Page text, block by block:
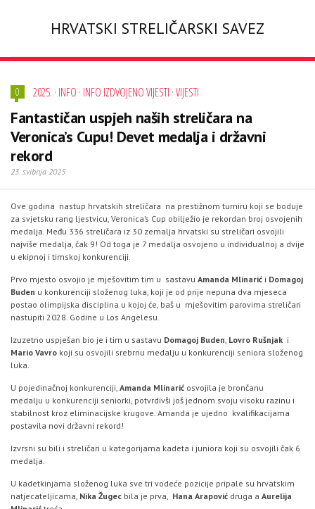
HRVATSKI STRELIČARSKI SAVEZ
0 2025. · INFO · INFO IZDVOJENO VIJESTI ·VIJESTI
Fantastičan uspjeh naših streličara na
Veronica’s Cupu! Devet medalja i državni
rekord
23. svibnja 2025
Ove godina nastup hrvatskih streličara na prestižnom turniru koji se boduje
za svjetsku rang ljestvicu, Veronica’s Cup obilježio je rekordan broj osvojenih
medalja. Među 336 streličara iz 30 zemalja hrvatski su streličari osvojili
najviše medalja, čak 9! Od toga je 7 medalja osvojeno u individualnoj a dvije
u ekipnoj i timskoj konkurenciji.
Prvo mjesto osvojio je mješovitim tim u sastavu Amanda Mlinarić i Domagoj
Buden u konkurenciji složenog luka, koji je od prije nepuna dva mjeseca
postao olimpijska disciplina u kojoj će, baš u mješovitim parovima streličari
nastupiti 2028. Godine u Los Angelesu.
Izuzetno uspješan bio je i tim u sastavu Domagoj Buden, Lovro Rušnjak i
Mario Vavro koji su osvojili srebrnu medalju u konkurenciji seniora složenog
luka.
U pojedinačnoj konkurenciji, Amanda Mlinarić osvojila je brončanu
medalju u konkurenciji seniorki, potvrdivši još jednom svoju visoku razinu i
stabilnost kroz eliminacijske krugove. Amanda je ujedno kvalifikacijama
postavila novi državni rekord!
Izvrsni su bili i streličari u kategorijama kadeta i juniora koji su osvojili čak 6
medalja.
U kadetkinjama složenog luka sve tri vodeće pozicije pripale su hrvatskim
natjecateljicama, Nika Žugec bila je prva, Hana Arapović druga a Aurelija